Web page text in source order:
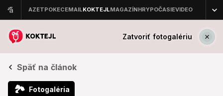
Zatvoriť fotogalériu
Späť na článok
🏞 Fotogaléria